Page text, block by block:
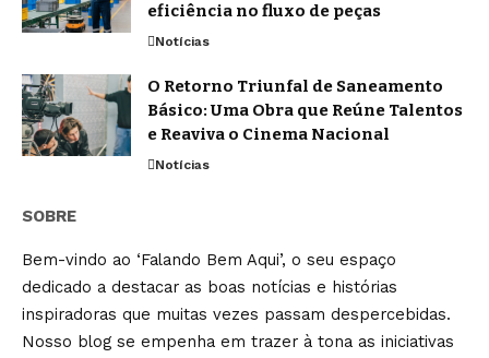
eficiência no fluxo de peças
Notícias
O Retorno Triunfal de Saneamento
Básico: Uma Obra que Reúne Talentos
e Reaviva o Cinema Nacional
Notícias
SOBRE
Bem-vindo ao ‘Falando Bem Aqui’, o seu espaço
dedicado a destacar as boas notícias e histórias
inspiradoras que muitas vezes passam despercebidas.
Nosso blog se empenha em trazer à tona as iniciativas